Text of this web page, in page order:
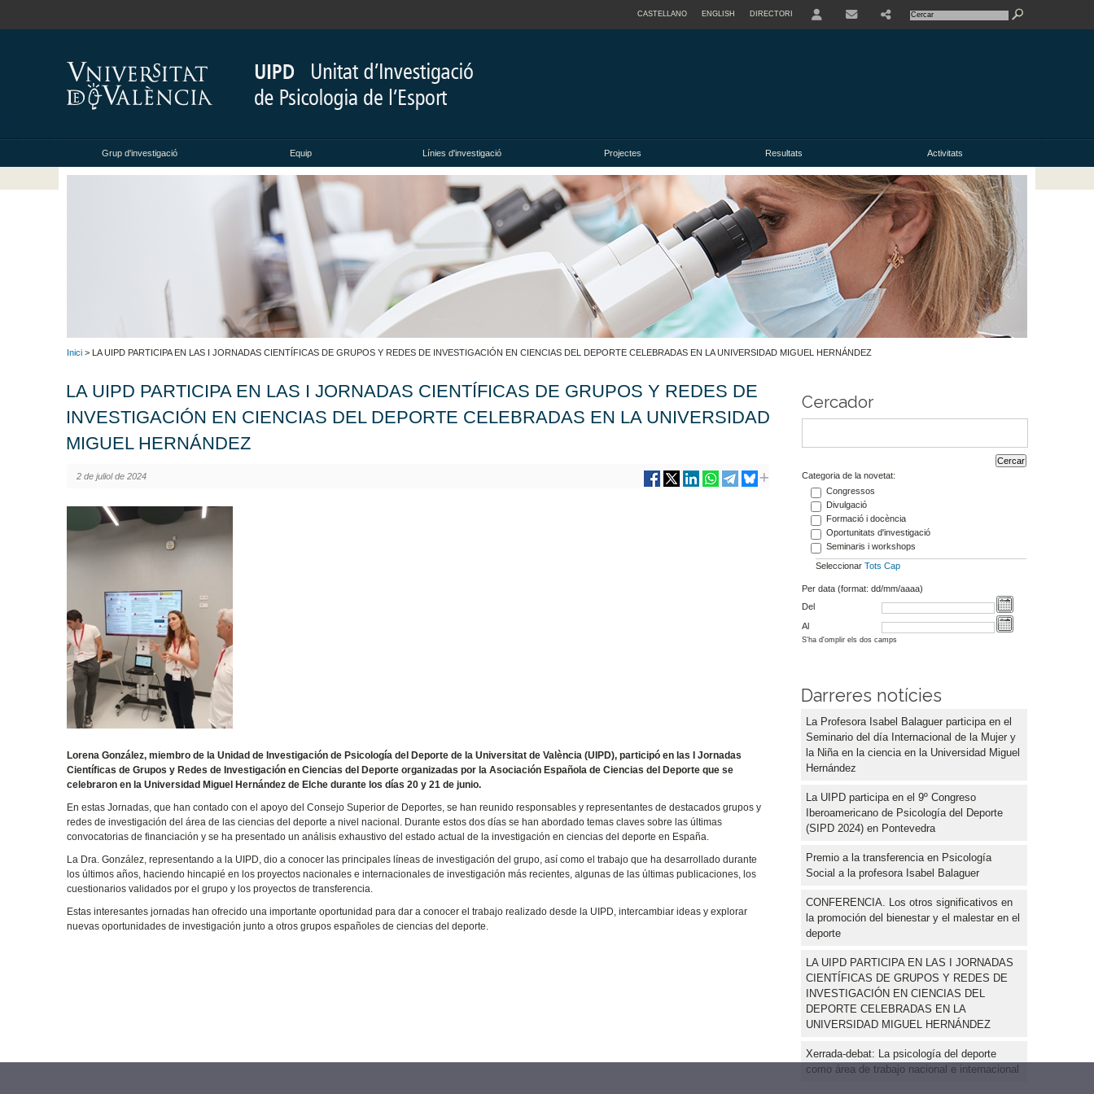
CASTELLANO ENGLISH DIRECTORI
Grup d'investigació Equip Línies d'investigació Projectes Resultats Activitats
Inici > LA UIPD PARTICIPA EN LAS I JORNADAS CIENTÍFICAS DE GRUPOS Y REDES DE INVESTIGACIÓN EN CIENCIAS DEL DEPORTE CELEBRADAS EN LA UNIVERSIDAD MIGUEL HERNÁNDEZ
LA UIPD PARTICIPA EN LAS I JORNADAS CIENTÍFICAS DE GRUPOS Y REDES DE
INVESTIGACIÓN EN CIENCIAS DEL DEPORTE CELEBRADAS EN LA UNIVERSIDAD
MIGUEL HERNÁNDEZ
2 de juliol de 2024
Lorena González, miembro de la Unidad de Investigación de Psicología del Deporte de la Universitat de València (UIPD), participó en las I Jornadas
Científicas de Grupos y Redes de Investigación en Ciencias del Deporte organizadas por la Asociación Española de Ciencias del Deporte que se
celebraron en la Universidad Miguel Hernández de Elche durante los días 20 y 21 de junio.
En estas Jornadas, que han contado con el apoyo del Consejo Superior de Deportes, se han reunido responsables y representantes de destacados grupos y
redes de investigación del área de las ciencias del deporte a nivel nacional. Durante estos dos días se han abordado temas claves sobre las últimas
convocatorias de financiación y se ha presentado un análisis exhaustivo del estado actual de la investigación en ciencias del deporte en España.
La Dra. González, representando a la UIPD, dio a conocer las principales líneas de investigación del grupo, así como el trabajo que ha desarrollado durante
los últimos años, haciendo hincapié en los proyectos nacionales e internacionales de investigación más recientes, algunas de las últimas publicaciones, los
cuestionarios validados por el grupo y los proyectos de transferencia.
Estas interesantes jornadas han ofrecido una importante oportunidad para dar a conocer el trabajo realizado desde la UIPD, intercambiar ideas y explorar
nuevas oportunidades de investigación junto a otros grupos españoles de ciencias del deporte.
Cercador
Categoria de la novetat:
Congressos
Divulgació
Formació i docència
Oportunitats d'investigació
Seminaris i workshops
Seleccionar Tots Cap
Per data (format: dd/mm/aaaa)
Del
Al
S'ha d'omplir els dos camps
Darreres notícies
La Profesora Isabel Balaguer participa en el
Seminario del día Internacional de la Mujer y
la Niña en la ciencia en la Universidad Miguel
Hernández
La UIPD participa en el 9º Congreso
Iberoamericano de Psicología del Deporte
(SIPD 2024) en Pontevedra
Premio a la transferencia en Psicología
Social a la profesora Isabel Balaguer
CONFERENCIA. Los otros significativos en
la promoción del bienestar y el malestar en el
deporte
LA UIPD PARTICIPA EN LAS I JORNADAS
CIENTÍFICAS DE GRUPOS Y REDES DE
INVESTIGACIÓN EN CIENCIAS DEL
DEPORTE CELEBRADAS EN LA
UNIVERSIDAD MIGUEL HERNÁNDEZ
Xerrada-debat: La psicología del deporte
como área de trabajo nacional e internacional